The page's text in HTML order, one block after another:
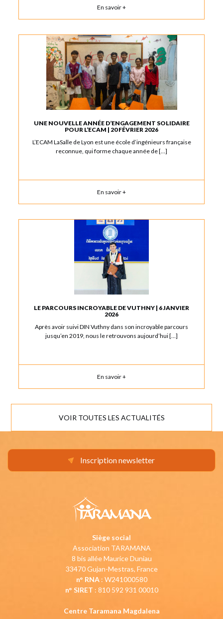
En savoir +
UNE NOUVELLE ANNÉE D’ENGAGEMENT SOLIDAIRE
POUR L’ECAM | 20 FÉVRIER 2026
L’ECAM LaSalle de Lyon est une école d’ingénieurs française
reconnue, qui forme chaque année de […]
En savoir +
LE PARCOURS INCROYABLE DE VUTHNY | 6 JANVIER
2026
Après avoir suivi DIN Vuthny dans son incroyable parcours
jusqu’en 2019, nous le retrouvons aujourd’hui […]
En savoir +
VOIR TOUTES LES ACTUALITÉS
Inscription newsletter
Siège social
Association TARAMANA
8 bis allée Maurice Duniau
33470 Gujan-Mestras, France
n° RNA: W241000580
n° SIRET : 810 592 931 00010
Centre Taramana Magdalena